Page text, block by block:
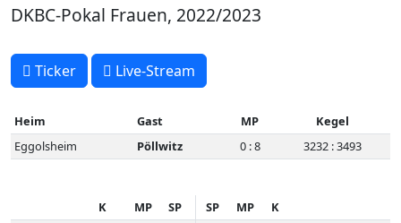
DKBC-Pokal Frauen, 2022/2023
Ticker Live-Stream
Heim Gast MP
Kegel
Eggolsheim
Pöllwitz 0 : 8 3232 : 3493
K MP SP SP MP
K